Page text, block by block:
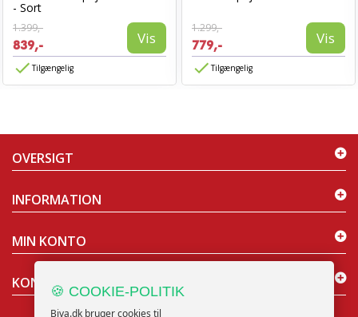
- Sort
1.399,-
839,- Vis
Tilgængelig
1.299,-
779,- Vis
Tilgængelig
OVERSIGT
INFORMATION
MIN KONTO
KONTAKT OS
🍪 COOKIE-POLITIK
Biva.dk bruger cookies til